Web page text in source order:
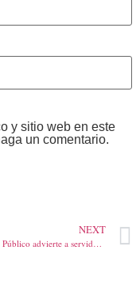
y sitio web en este
un comentario.
NEXT
Ministerio Público advierte a servidores involucrados en incumplimiento de licencias de construcción